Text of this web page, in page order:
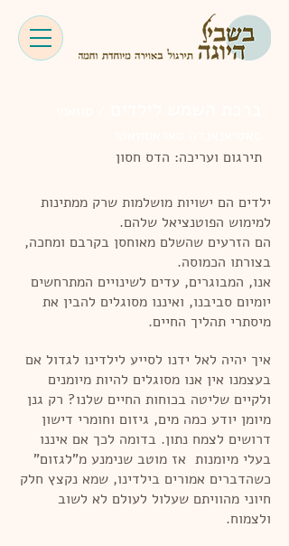
תירגום ועריכה: הדס חסון
ילדים הם ישויות מושלמות שרק ממתינות
למימוש הפוטנציאל שלהם.
הם הזרעים שהשלם מאוחסן בקרבם ומחכה,
בצורתו הכמוסה.
אנו, המבוגרים, עדים לשינויים המתרחשים
יומיום סביבנו, ואיננו מסוגלים להבין את
מיסתרי תהליך החיים.
איך יהיה לאל ידנו לסייע לילדינו לגדול אם
בעצמנו אין אנו מסוגלים להיות מיומנים
ולקיים שליטה בכוחות החיים שלנו? רק גנן
מיומן יודע כמה מים, גיזום וחומרי דישון
דרושים לצמח נתון. בדומה לכך אם איננו
בעלי מיומנות אז מוטב שנימנע מ"לגזום"
כשהדברים אמורים בילדינו, שמא נקצץ חלק
חיוני מהוויתם שעלול לעולם לא לשוב
ולצמוח.